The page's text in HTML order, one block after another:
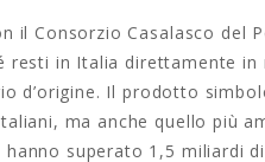
il Consorzio Casalasco del
resti in Italia direttamente
d’origine. Il prodotto
ma anche quello più
superato 1,5 miliardi